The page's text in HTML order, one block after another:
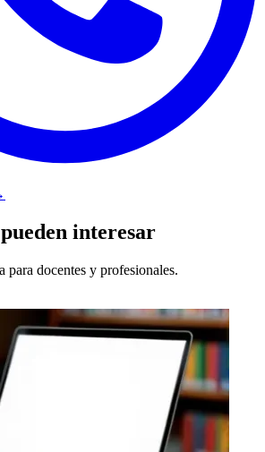
interesar
para docentes y profesionales.